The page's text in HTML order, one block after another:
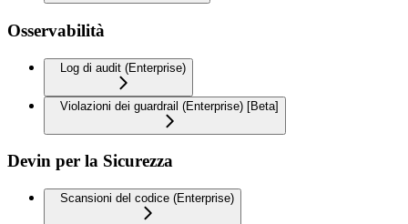
Osservabilità
Log di audit (Enterprise)
Violazioni dei guardrail (Enterprise) [Beta]
Devin per la Sicurezza
Scansioni del codice (Enterprise)